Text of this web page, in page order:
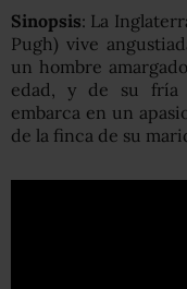
Sinopsis: La
Pugh) vive
un hombre
edad, y de su fría
embarca en un
de la finca de su